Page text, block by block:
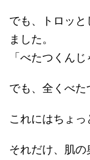
でも、トロッと
ました。
「べたつくん
でも、全くべた
これにはちょっ
それだけ、肌